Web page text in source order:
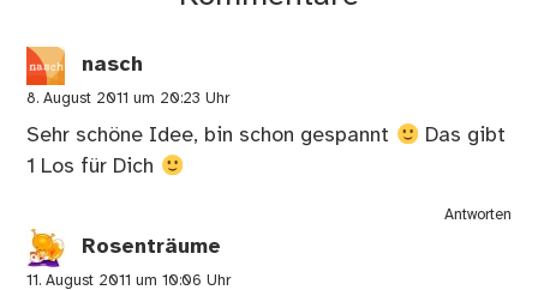
nasch
8. August 2011 um 20:23 Uhr
Sehr schöne Idee, bin schon gespannt
Das gibt
1 Los für Dich
Antworten
Rosenträume
11. August 2011 um 10:06 Uhr